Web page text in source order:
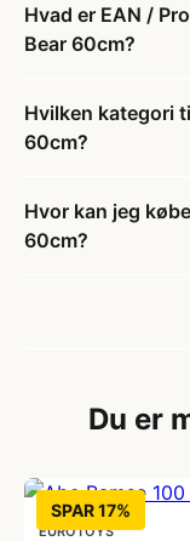
Hvad er EAN /
Bear 60cm?
Hvilken kategori
60cm?
Hvor kan jeg
60cm?
Du er
SPAR 17%
EUROTOYS